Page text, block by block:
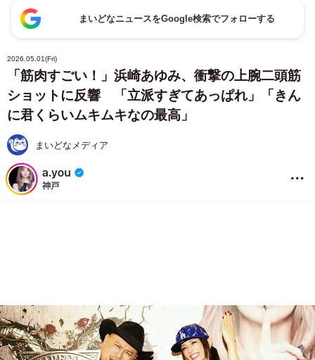
まいどなニュースをGoogle検索でフォローする
2026.05.01(Fri)
「筋肉すごい！」浜崎あゆみ、衝撃の上腕二頭筋
ショットに反響 「立派すぎてあっぱれ」「きん
に君くらいムキムキなの最高」
まいどなメディア